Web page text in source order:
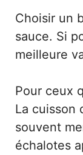
Choisir un
sauce. Si
meilleure
Pour ceux
La cuisson
souvent
échalotes